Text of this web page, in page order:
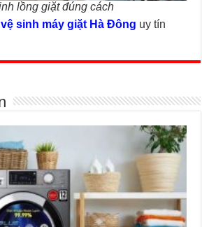
lồng giặt đúng cách
vệ sinh máy giặt Hà Đông uy tín